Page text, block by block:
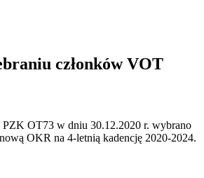
członków VOT
OT73 w dniu 30.12.2020 r. wybrano
OKR na 4-letnią kadencję 2020-2024.